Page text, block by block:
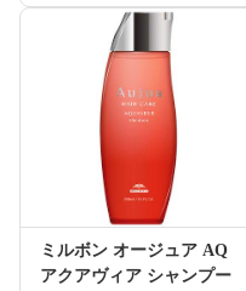
ミルボン オージュア AQ
アクアヴィア シャンプー